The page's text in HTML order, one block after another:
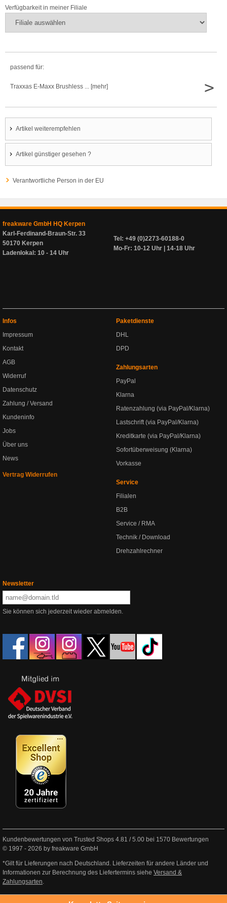
Verfügbarkeit in meiner Filiale
passend für:
Traxxas E-Maxx Brushless ... [mehr] >
Artikel weiterempfehlen
Artikel günstiger gesehen ?
Verantwortliche Person in der EU
freakware GmbH HQ Kerpen
Karl-Ferdinand-Braun-Str. 33
50170 Kerpen
Ladenlokal: 10 - 14 Uhr
Tel: +49 (0)2273-60188-0
Mo-Fr: 10-12 Uhr | 14-18 Uhr
Infos
Impressum
Kontakt
AGB
Widerruf
Datenschutz
Zahlung / Versand
Kundeninfo
Jobs
Über uns
News
Vertrag Widerrufen
Paketdienste
DHL
DPD
Zahlungsarten
PayPal
Klarna
Ratenzahlung (via PayPal/Klarna)
Lastschrift (via PayPal/Klarna)
Kreditkarte (via PayPal/Klarna)
Sofortüberweisung (Klarna)
Vorkasse
Service
Filialen
B2B
Service / RMA
Technik / Download
Drehzahlrechner
Newsletter
Sie können sich jederzeit wieder abmelden.
Kundenbewertungen von Trusted Shops 4.81 /5.00 bei 1570 Bewertungen
© 1997 - 2026 by freakware GmbH
*Gilt für Lieferungen nach Deutschland. Lieferzeiten für andere Länder und
Informationen zur Berechnung des Liefertermins siehe Versand &
Zahlungsarten.